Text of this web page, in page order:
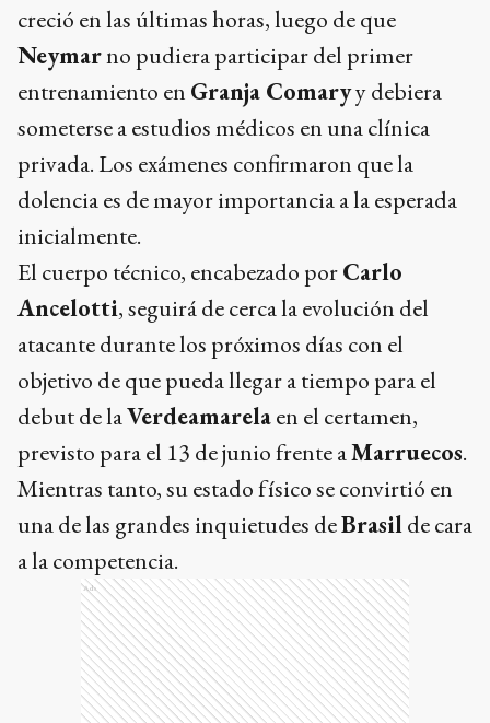
creció en las últimas horas, luego de que
Neymarno pudiera participar del primer
entrenamiento en Granja Comaryy debiera
someterse a estudios médicos en una clínica
privada. Los exámenes confirmaron que la
dolencia es de mayor importancia a la esperada
inicialmente.
El cuerpo técnico, encabezado porCarlo
Ancelotti, seguirá de cerca la evolución del
atacante durante los próximos días con el
objetivo de que pueda llegar a tiempo para el
debut de laVerdeamarelaen el certamen,
previsto para el 13 de junio frente aMarruecos.
Mientras tanto, su estado físico se convirtió en
una de las grandes inquietudes deBrasilde cara
a la competencia.
Ads